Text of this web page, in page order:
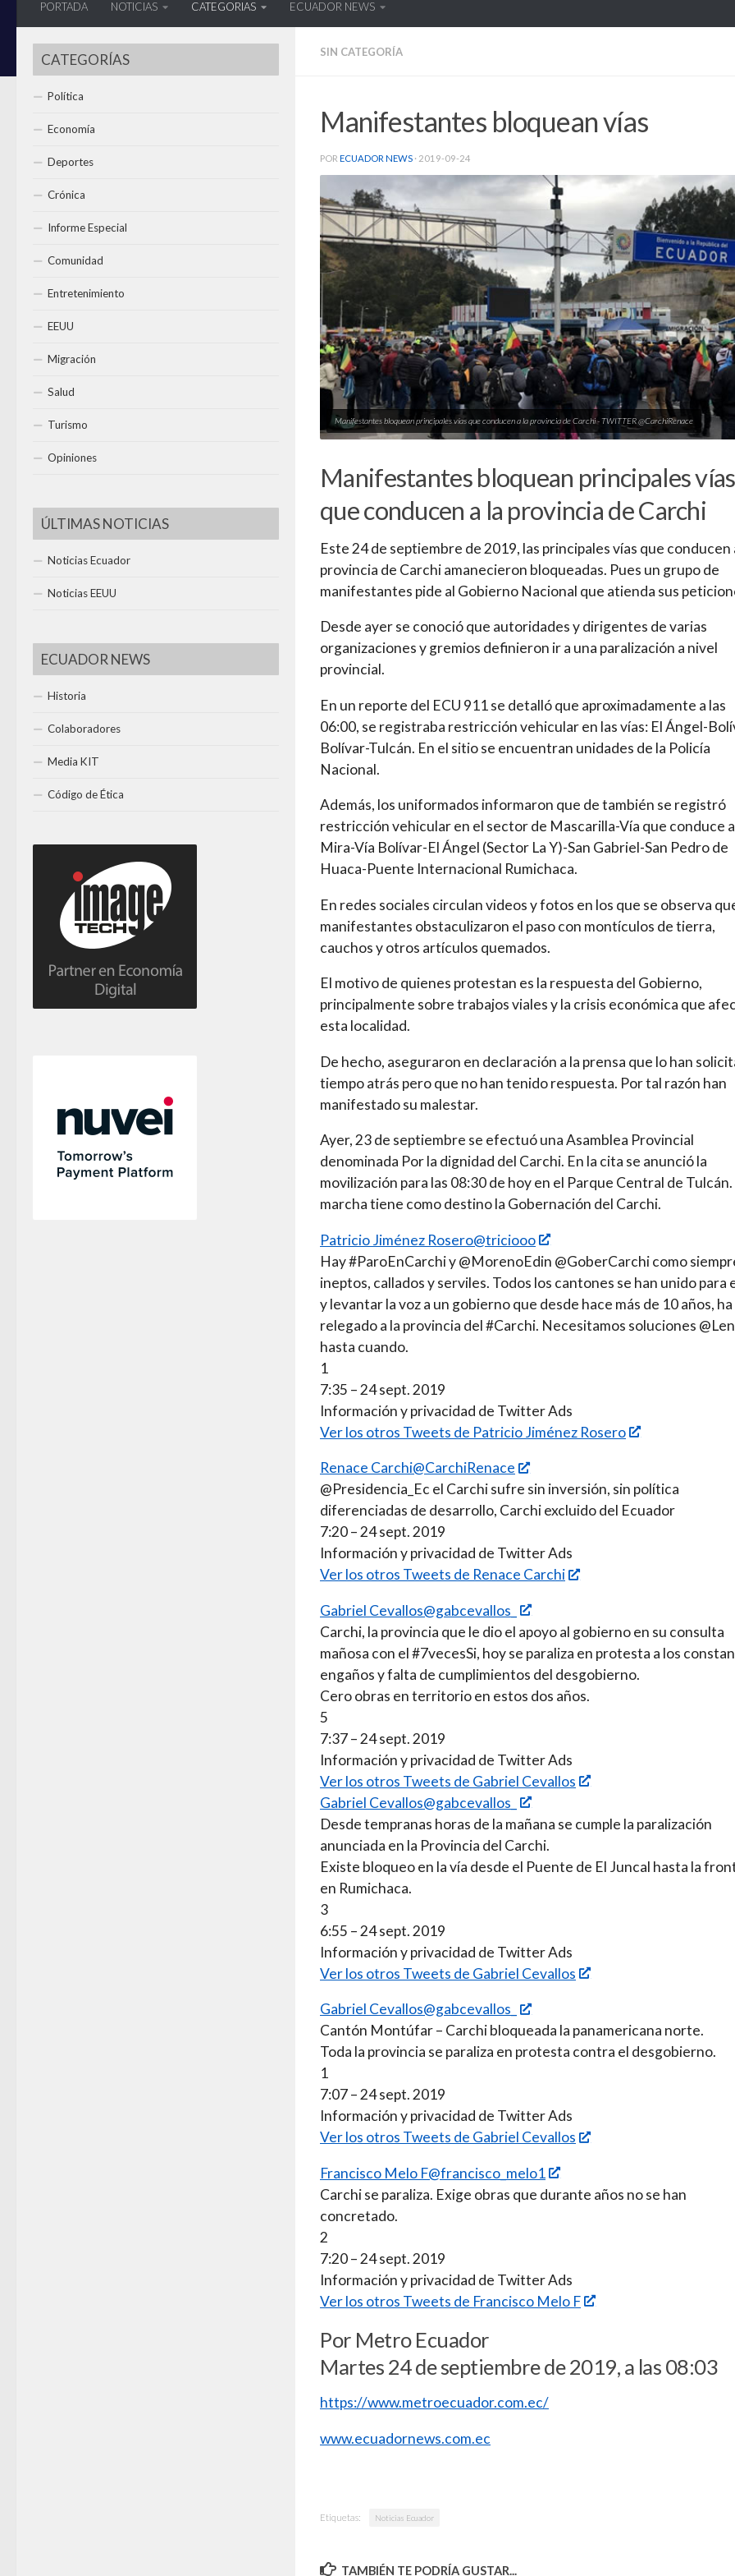
PORTADA NOTICIAS CATEGORIAS ECUADOR NEWS
SIN CATEGORÍA
Manifestantes bloquean vías
POR ECUADOR NEWS · 2019-09-24
Manifestantes bloquean principales vías que conducen a la provincia de Carchi - TWITTER @CarchiRenace
Manifestantes bloquean principales vías
que conducen a la provincia de Carchi
Este 24 de septiembre de 2019, las principales vías que conducen
provincia de Carchi amanecieron bloqueadas. Pues un grupo de
manifestantes pide al Gobierno Nacional que atienda sus
Desde ayer se conoció que autoridades y dirigentes de varias
organizaciones y gremios definieron ir a una paralización a nivel
provincial.
En un reporte del ECU 911 se detalló que aproximadamente a las
06:00, se registraba restricción vehicular en las vías: El Ángel-
Bolívar-Tulcán. En el sitio se encuentran unidades de la Policía
Nacional.
Además, los uniformados informaron que de también se registró
restricción vehicular en el sector de Mascarilla-Vía que conduce a
Mira-Vía Bolívar-El Ángel (Sector La Y)-San Gabriel-San Pedro de
Huaca-Puente Internacional Rumichaca.
En redes sociales circulan videos y fotos en los que se observa
manifestantes obstaculizaron el paso con montículos de tierra,
cauchos y otros artículos quemados.
El motivo de quienes protestan es la respuesta del Gobierno,
principalmente sobre trabajos viales y la crisis económica que
esta localidad.
De hecho, aseguraron en declaración a la prensa que lo han
tiempo atrás pero que no han tenido respuesta. Por tal razón han
manifestado su malestar.
Ayer, 23 de septiembre se efectuó una Asamblea Provincial
denominada Por la dignidad del Carchi. En la cita se anunció la
movilización para las 08:30 de hoy en el Parque Central de Tulcán.
marcha tiene como destino la Gobernación del Carchi.
Patricio Jiménez Rosero@triciooo
Hay #ParoEnCarchi y @MorenoEdin @GoberCarchi como
ineptos, callados y serviles. Todos los cantones se han unido para
y levantar la voz a un gobierno que desde hace más de 10 años, ha
relegado a la provincia del #Carchi. Necesitamos soluciones
hasta cuando.
1
7:35 – 24 sept. 2019
Información y privacidad de Twitter Ads
Ver los otros Tweets de Patricio Jiménez Rosero
Renace Carchi@CarchiRenace
@Presidencia_Ec el Carchi sufre sin inversión, sin política
diferenciadas de desarrollo, Carchi excluido del Ecuador
7:20 – 24 sept. 2019
Información y privacidad de Twitter Ads
Ver los otros Tweets de Renace Carchi
Gabriel Cevallos@gabcevallos_
Carchi, la provincia que le dio el apoyo al gobierno en su consulta
mañosa con el #7vecesSi, hoy se paraliza en protesta a los
engaños y falta de cumplimientos del desgobierno.
Cero obras en territorio en estos dos años.
5
7:37 – 24 sept. 2019
Información y privacidad de Twitter Ads
Ver los otros Tweets de Gabriel Cevallos
Gabriel Cevallos@gabcevallos_
Desde tempranas horas de la mañana se cumple la paralización
anunciada en la Provincia del Carchi.
Existe bloqueo en la vía desde el Puente de El Juncal hasta la
en Rumichaca.
3
6:55 – 24 sept. 2019
Información y privacidad de Twitter Ads
Ver los otros Tweets de Gabriel Cevallos
Gabriel Cevallos@gabcevallos_
Cantón Montúfar – Carchi bloqueada la panamericana norte.
Toda la provincia se paraliza en protesta contra el desgobierno.
1
7:07 – 24 sept. 2019
Información y privacidad de Twitter Ads
Ver los otros Tweets de Gabriel Cevallos
Francisco Melo F@francisco_melo1
Carchi se paraliza. Exige obras que durante años no se han
concretado.
2
7:20 – 24 sept. 2019
Información y privacidad de Twitter Ads
Ver los otros Tweets de Francisco Melo F
Por Metro Ecuador
Martes 24 de septiembre de 2019, a las 08:03
https://www.metroecuador.com.ec/
www.ecuadornews.com.ec
Etiquetas: Noticias Ecuador
TAMBIÉN TE PODRÍA GUSTAR...
CATEGORÍAS
Política
Economía
Deportes
Crónica
Informe Especial
Comunidad
Entretenimiento
EEUU
Migración
Salud
Turismo
Opiniones
ÚLTIMAS NOTICIAS
Noticias Ecuador
Noticias EEUU
ECUADOR NEWS
Historia
Colaboradores
Media KIT
Código de Ética